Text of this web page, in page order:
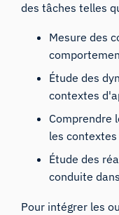
des tâches telles
Mesure des
Étude des
contextes
Comprendre
les
Étude des
conduite
Pour intégrer les